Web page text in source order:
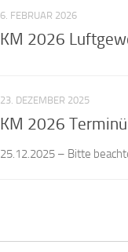
6. FEBRUAR 2026
KM 2026
23. DEZEMBER 2025
KM 2026
25.12.2025 – Bitte